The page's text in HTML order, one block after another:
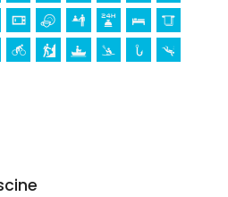
cyclisme, escalade, canoë, kayak,
(à moins de 5 kilomètres de la
et équitation (à moins de 10